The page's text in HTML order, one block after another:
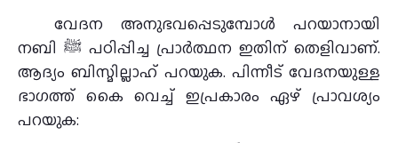
വേദന അനുഭവപ്പെടുമ്പോൾ പറയാനായി
നബി ﷺ പഠിപ്പിച്ച പ്രാര്‍ത്ഥന ഇതിന് തെളിവാണ്.
ആദ്യം ബിസ്മില്ലാഹ് പറയുക. പിന്നീട് വേദനയുള്ള
ഭാഗത്ത് കൈ വെച്ച് ഇപ്രകാരം ഏഴ് പ്രാവശ്യം
പറയുക: